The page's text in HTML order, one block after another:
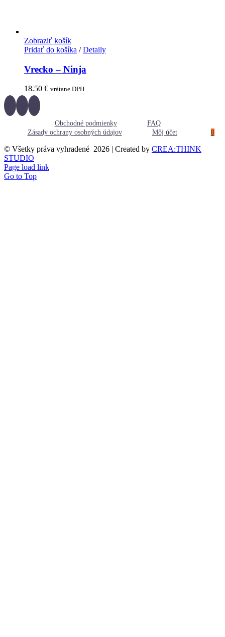
Zobraziť košík
Pridať do košíka / Detaily
Vrecko – Ninja
18.50 € vrátane DPH
Obchodné podmienky
FAQ
Zásady ochrany osobných údajov
Môj účet 0
© Všetky práva vyhradené 2026 | Created by CREA:THINK
STUDIO
Page load link
Go to Top